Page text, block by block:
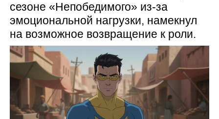
сезоне «Непобедимого» из‑за
эмоциональной нагрузки, намекнул
на возможное возвращение к роли.